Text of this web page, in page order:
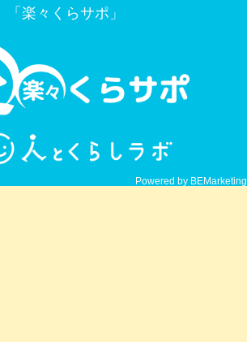
「楽々くらサポ」
Powered by BEMarketing